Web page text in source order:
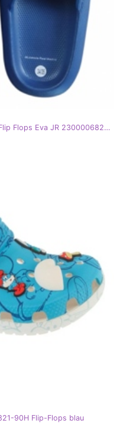
Real Madryt Real Madrid Beach Pool Flip Flops Eva JR 2300006820n Flip -Flops blau
90H Flip-Flops blau